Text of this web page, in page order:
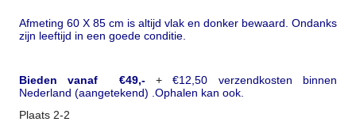
Afmeting 60 X 85 cm is altijd vlak en donker bewaard. Ondanks
zijn leeftijd in een goede conditie.
Bieden vanaf €49,- +€12,50 verzendkosten binnen
Nederland (aangetekend) .Ophalen kan ook.
Plaats 2-2